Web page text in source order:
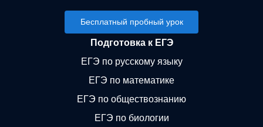
Бесплатный пробный урок
Подготовка к ЕГЭ
ЕГЭ по русскому языку
ЕГЭ по математике
ЕГЭ по обществознанию
ЕГЭ по биологии